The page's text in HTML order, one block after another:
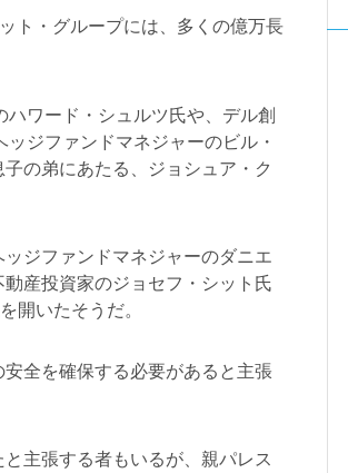
ト・グループには、多くの億万長
ワード・シュルツ氏や、デル創
ジファンドマネジャーのビル・
の弟にあたる、ジョシュア・ク
ジファンドマネジャーのダニエ
産投資家のジョセフ・シット氏
開いたそうだ。
全を確保する必要があると主張
主張する者もいるが、親パレス